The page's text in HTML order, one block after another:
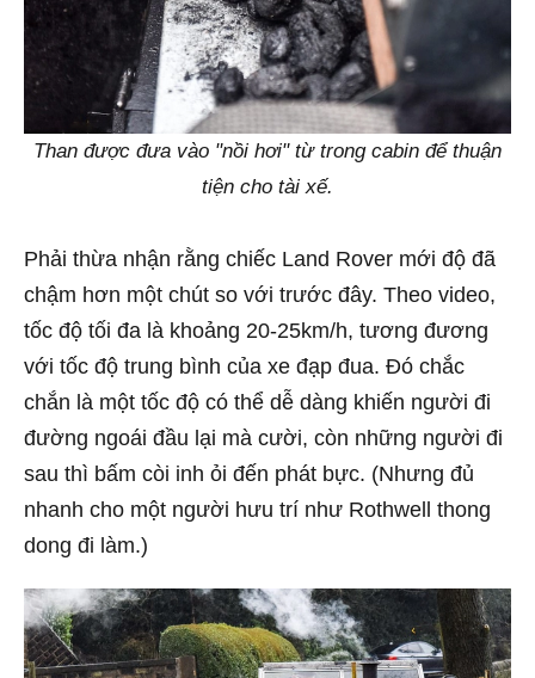
Than được đưa vào "nồi hơi" từ trong cabin để thuận
tiện cho tài xế.
Phải thừa nhận rằng chiếc Land Rover mới độ đã
chậm hơn một chút so với trước đây. Theo video,
tốc độ tối đa là khoảng 20-25km/h, tương đương
với tốc độ trung bình của xe đạp đua. Đó chắc
chắn là một tốc độ có thể dễ dàng khiến người đi
đường ngoái đầu lại mà cười, còn những người đi
sau thì bấm còi inh ỏi đến phát bực. (Nhưng đủ
nhanh cho một người hưu trí như Rothwell thong
dong đi làm.)